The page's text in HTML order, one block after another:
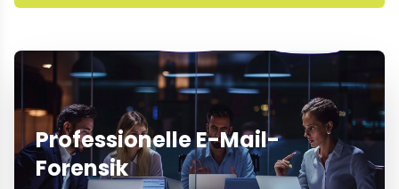
Professionelle E-Mail-
Forensik